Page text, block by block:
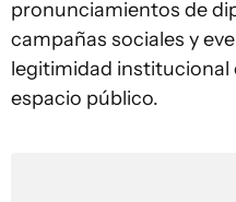
pronunciamientos de
campañas sociales y
legitimidad institucional
espacio público.